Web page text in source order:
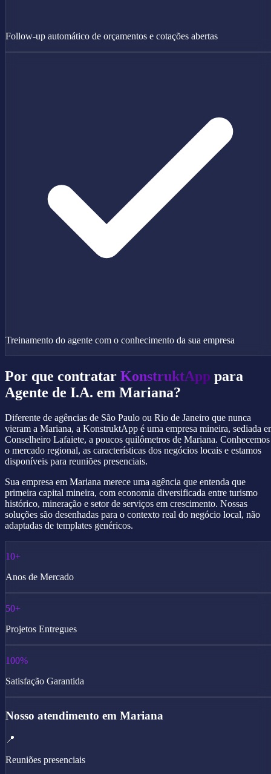
Follow-up automático de orçamentos e cotações abertas
Treinamento do agente com o conhecimento da sua empresa
Por que contratar KonstruktApp para
Agente de I.A. em Mariana?
Diferente de agências de São Paulo ou Rio de Janeiro que nunca
vieram a Mariana, a KonstruktApp é uma empresa mineira, sediada
Conselheiro Lafaiete, a poucos quilômetros de Mariana. Conhecemos
o mercado regional, as características dos negócios locais e estamos
disponíveis para reuniões presenciais.
Sua empresa em Mariana merece uma agência que entenda que
primeira capital mineira, com economia diversificada entre turismo
histórico, mineração e setor de serviços em crescimento. Nossas
soluções são desenhadas para o contexto real do negócio local, não
adaptadas de templates genéricos.
10+
Anos de Mercado
50+
Projetos Entregues
100%
Satisfação Garantida
Nosso atendimento em Mariana
📍
Reuniões presenciais